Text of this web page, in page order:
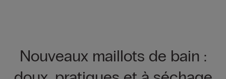
Nouveaux maillots de bain :